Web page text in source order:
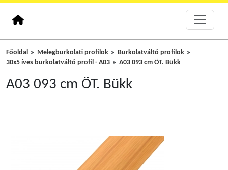
Főoldal Melegburkolati profilok
Burkolatváltó profilok
30x5 íves burkolatváltó profil - A03
A03 093 cm ÖT. Bükk
A03 093 cm ÖT. Bükk